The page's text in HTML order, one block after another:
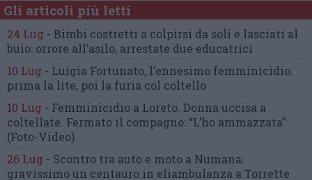
Gli articoli più letti
24 Lug - Bimbi costretti a colpirsi da soli e lasciati al
buio: orrore all’asilo, arrestate due educatrici
10 Lug - Luigia Fortunato, l’ennesimo femminicidio:
prima la lite, poi la furia col coltello
10 Lug - Femminicidio a Loreto. Donna uccisa a
coltellate. Fermato il compagno: “L’ho ammazzata”
(Foto-Video)
26 Lug - Scontro tra auto e moto a Numana:
gravissimo un centauro in eliambulanza a Torrette